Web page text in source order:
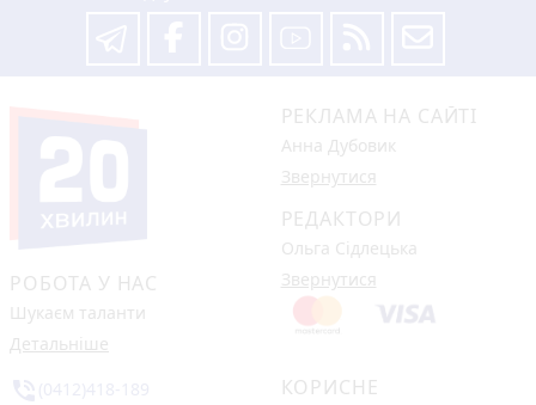
РОБОТА У НАС
Шукаєм таланти
Детальніше
РЕКЛАМА НА САЙТІ
Анна Дубовик
Звернутися
РЕДАКТОРИ
Ольга Сідлецька
Звернутися
КОРИСНЕ